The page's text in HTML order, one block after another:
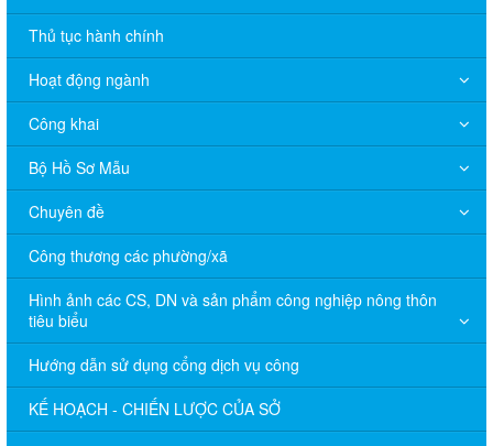
Thủ tục hành chính
Hoạt động ngành
Công khai
Bộ Hồ Sơ Mẫu
Chuyên đề
Công thương các phường/xã
Hình ảnh các CS, DN và sản phẩm công nghiệp nông thôn
tiêu biểu
Hướng dẫn sử dụng cổng dịch vụ công
KẾ HOẠCH - CHIẾN LƯỢC CỦA SỞ